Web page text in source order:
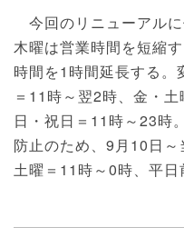
今回のリニューアル
木曜は営業時間を短縮
時間を1時間延長する。
＝11時～翌2時、金・
日・祝日＝11時～23時
防止のため、9月10日
土曜＝11時～0時、平